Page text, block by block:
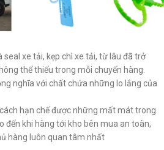
seal xe tải, kẹp chì xe tải, từ lâu đã trở
thể thiếu trong mỗi chuyến hàng.
nghĩa với chất chứa những lo lắng của
hạn chế được những mất mát trong
đến khi hàng tới kho bên mua an toàn,
hàng luôn quan tâm nhất